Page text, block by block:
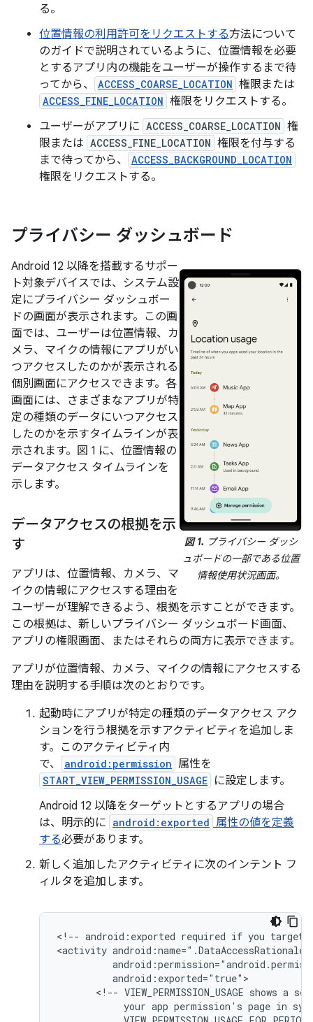
る。
位置情報の利用許可をリクエストする方法について
のガイドで説明されているように、位置情報を必要
とするアプリ内の機能をユーザーが操作するまで待
ってから、
ACCESS_COARSE_LOCATION 権限または
ACCESS_FINE_LOCATION 権限をリクエストする。
ユーザーがアプリに ACCESS_COARSE_LOCATION 権
限または ACCESS_FINE_LOCATION 権限を付与する
まで待ってから、
ACCESS_BACKGROUND_LOCATION
権限をリクエストする。
プライバシー ダッシュボード
図 1. プライバシー ダッシ
ュボードの一部である位置
情報使用状況画面。
Android 12 以降を搭載するサポー
ト対象デバイスでは、システム設
定にプライバシー ダッシュボー
ドの画面が表示されます。この画
面では、ユーザーは位置情報、カ
メラ、マイクの情報にアプリがい
つアクセスしたのかが表示される
個別画面にアクセスできます。各
画面には、さまざまなアプリが特
定の種類のデータにいつアクセス
したのかを示すタイムラインが表
示されます。図 1 に、位置情報の
データアクセス タイムラインを
示します。
データアクセスの根拠を示
す
アプリは、位置情報、カメラ、マ
イクの情報にアクセスする理由を
ユーザーが理解できるよう、根拠を示すことができます。
この根拠は、新しいプライバシー ダッシュボード画面、
アプリの権限画面、またはそれらの両方に表示できます。
アプリが位置情報、カメラ、マイクの情報にアクセスする
理由を説明する手順は次のとおりです。
起動時にアプリが特定の種類のデータアクセス アク
ションを行う根拠を示すアクティビティを追加しま
す。このアクティビティ内
で、
android:permission 属性を
START_VIEW_PERMISSION_USAGE に設定します。
Android 12 以降をターゲットとするアプリの場合
は、明示的に android:exported 属性の値を定義
する必要があります。
新しく追加したアクティビティに次のインテント フ
ィルタを追加します。
<!-- android:exported required if you target
<activity
<!-- VIEW_PERMISSION_USAGE shows a
your app permission's page in